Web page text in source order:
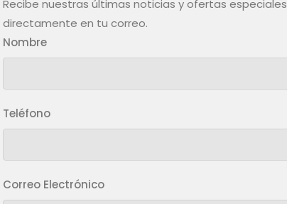
Recibe nuestras últimas noticias y ofertas especiales
directamente en tu correo.
Nombre
Teléfono
Correo Electrónico